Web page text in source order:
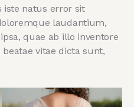
iste natus error sit
laudantium,
quae ab illo inventore
vitae dicta sunt,